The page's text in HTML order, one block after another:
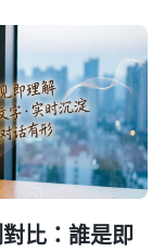
比：誰是即